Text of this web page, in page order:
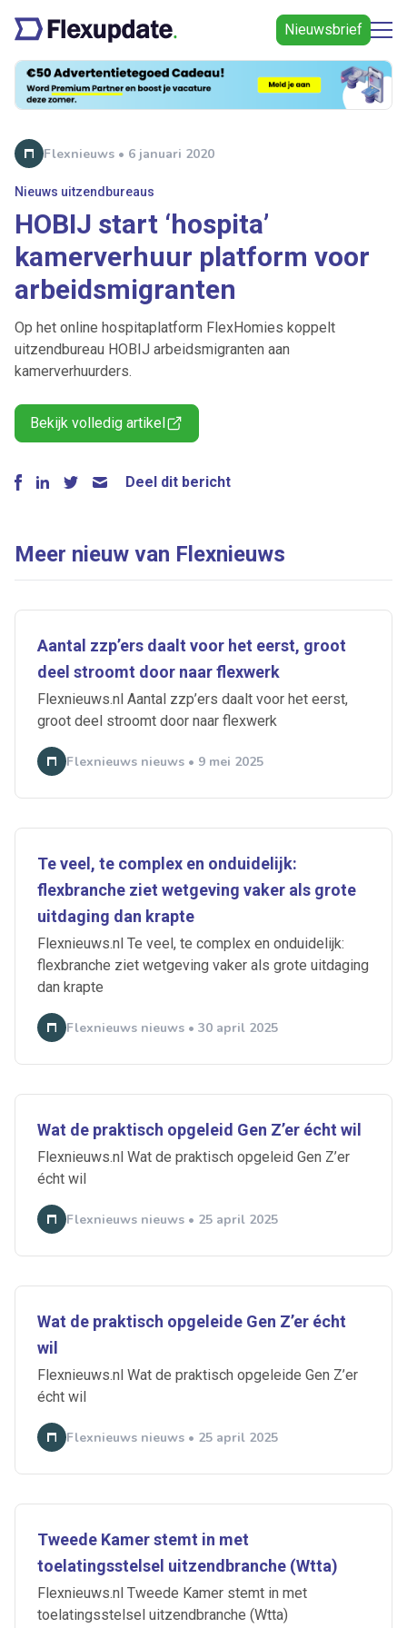
Nieuwsbrief
Flexnieuws • 6 januari 2020
Nieuws uitzendbureaus
HOBIJ start ‘hospita’
kamerverhuur platform voor
arbeidsmigranten
Op het online hospitaplatform FlexHomies koppelt
uitzendbureau HOBIJ arbeidsmigranten aan
kamerverhuurders.
Bekijk volledig artikel
Deel dit bericht
Meer nieuw van Flexnieuws
Aantal zzp’ers daalt voor het eerst, groot
deel stroomt door naar flexwerk
Flexnieuws.nl Aantal zzp’ers daalt voor het eerst,
groot deel stroomt door naar flexwerk
Flexnieuws nieuws • 9 mei 2025
Te veel, te complex en onduidelijk:
flexbranche ziet wetgeving vaker als grote
uitdaging dan krapte
Flexnieuws.nl Te veel, te complex en onduidelijk:
flexbranche ziet wetgeving vaker als grote uitdaging
dan krapte
Flexnieuws nieuws • 30 april 2025
Wat de praktisch opgeleid Gen Z’er écht wil
Flexnieuws.nl Wat de praktisch opgeleid Gen Z’er
écht wil
Flexnieuws nieuws • 25 april 2025
Wat de praktisch opgeleide Gen Z’er écht
wil
Flexnieuws.nl Wat de praktisch opgeleide Gen Z’er
écht wil
Flexnieuws nieuws • 25 april 2025
Tweede Kamer stemt in met
toelatingsstelsel uitzendbranche (Wtta)
Flexnieuws.nl Tweede Kamer stemt in met
toelatingsstelsel uitzendbranche (Wtta)